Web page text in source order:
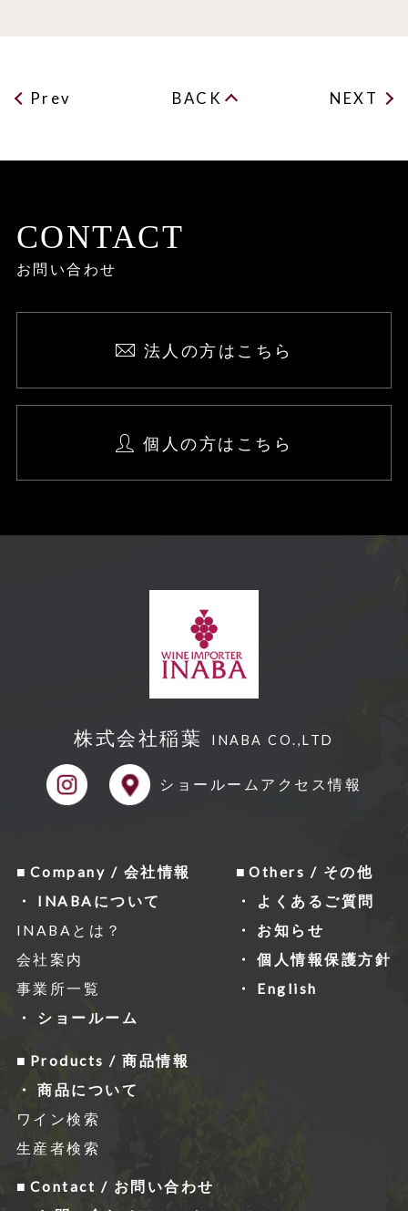
Prev BACK NEXT
CONTACT
お問い合わせ
法人の方はこちら
個人の方はこちら
株式会社稲葉 INABA CO.,LTD
ショールーム アクセス情報
Company / 会社情報
INABAについて
INABAとは？
会社案内
事業所一覧
ショールーム
Products / 商品情報
商品について
ワイン検索
生産者検索
Others / その他
よくあるご質問
お知らせ
個人情報保護方針
English
Contact / お問い合わせ